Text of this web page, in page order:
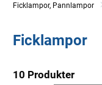
Ficklampor, Pannlampor
Ficklampor
10 Produkter